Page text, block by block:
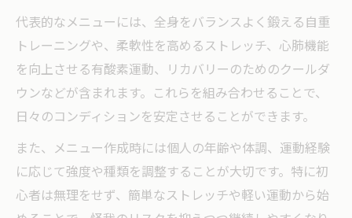
代表的なメニューには、全身をバランスよく鍛える自重
トレーニングや、柔軟性を高めるストレッチ、心肺機能
を向上させる有酸素運動、リカバリーのためのクールダ
ウンなどが含まれます。これらを組み合わせることで、
日々のコンディションを安定させることができます。
また、メニュー作成時には個人の年齢や体調、運動経験
に応じて強度や種類を調整することが大切です。特に初
心者は無理をせず、簡単なストレッチや軽い運動から始